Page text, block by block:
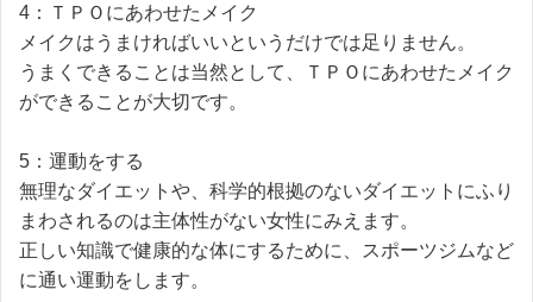
4：ＴＰＯにあわせたメイク
メイクはうまければいいというだけでは足りません。
うまくできることは当然として、ＴＰＯにあわせたメイク
ができることが大切です。
5：運動をする
無理なダイエットや、科学的根拠のないダイエットにふり
まわされるのは主体性がない女性にみえます。
正しい知識で健康的な体にするために、スポーツジムなど
に通い運動をします。